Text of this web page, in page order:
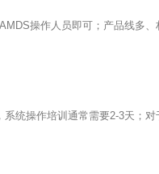
操作人员即可；产品线多
统操作培训通常需要2-3天；